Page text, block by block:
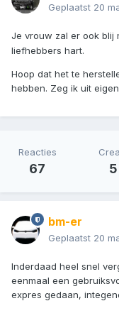
Geplaatst 20
Je vrouw zal er ook blij
liefhebbers hart.
Hoop dat het te
hebben. Zeg ik uit
Reacties
67
bm-er
Geplaatst 20
Inderdaad heel snel
eenmaal een
expres gedaan,